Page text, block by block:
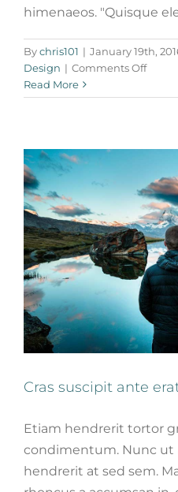
himenaeos. "Quisque
Bychris101 | January 19th,
Design | Comments Offon
Read More
Cras suscipit
Creative
Cras suscipit ante
Etiam hendrerit tortor
condimentum. Nunc ut
hendrerit at sed sem.